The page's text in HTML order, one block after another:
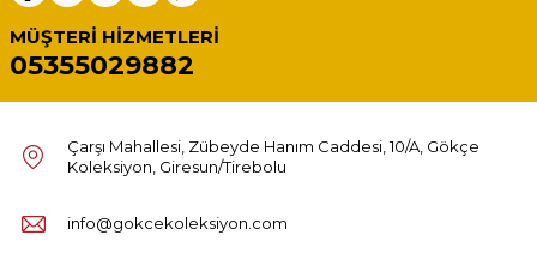
MÜŞTERI HIZMETLERI
05355029882
Çarşı Mahallesi, Zübeyde Hanım Caddesi, 10/A, Gökçe
Koleksiyon, Giresun/Tirebolu
info@gokcekoleksiyon.com